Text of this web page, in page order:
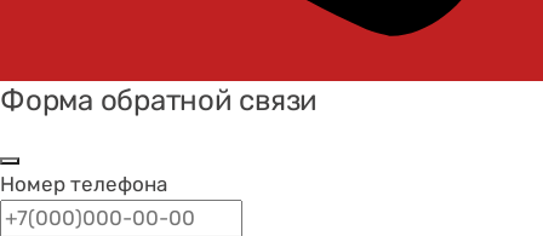
Форма обратной связи
Номер телефона